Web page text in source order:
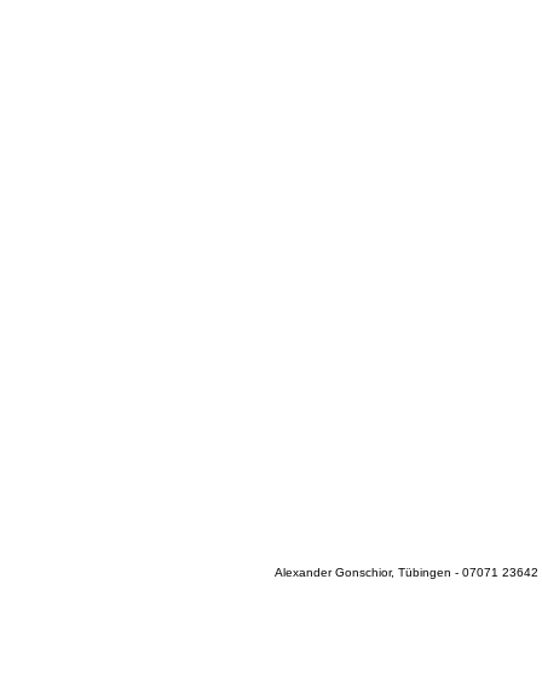
Alexander Gonschior, Tübingen - 07071